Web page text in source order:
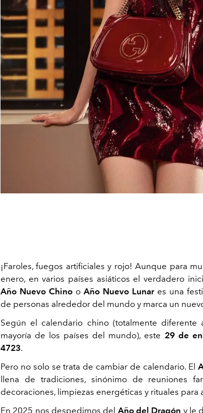
¡Faroles, fuegos artificiales y rojo! Aunque para
enero, en varios países asiáticos el verdadero
Año Nuevo Chino o Año Nuevo Lunares una
de personas alrededor del mundo y marca un
Según el calendario chino (totalmente
mayoría de los países del mundo), este 29 de
4723.
Pero no solo se trata de cambiar de calendario. El
llena de tradiciones, sinónimo de reuniones
decoraciones, limpiezas energéticas y rituales para
En 2025 nos despedimos del Año del Dragón y le